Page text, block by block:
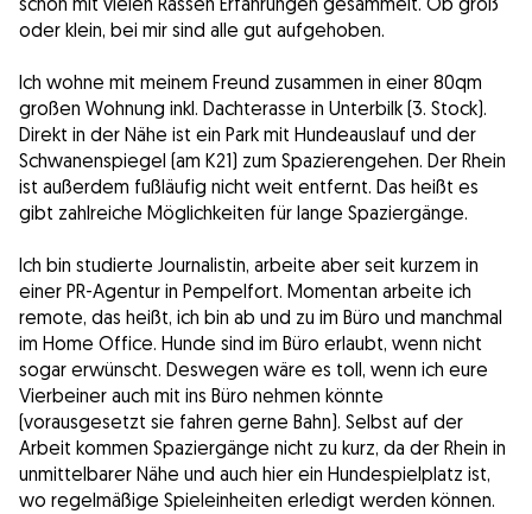
oder klein, bei mir sind alle gut aufgehoben.
Ich wohne mit meinem Freund zusammen in einer 80qm
großen Wohnung inkl. Dachterasse in Unterbilk (3. Stock).
Direkt in der Nähe ist ein Park mit Hundeauslauf und der
Schwanenspiegel (am K21) zum Spazierengehen. Der Rhein
ist außerdem fußläufig nicht weit entfernt. Das heißt es
gibt zahlreiche Möglichkeiten für lange Spaziergänge.
Ich bin studierte Journalistin, arbeite aber seit kurzem in
einer PR-Agentur in Pempelfort. Momentan arbeite ich
remote, das heißt, ich bin ab und zu im Büro und manchmal
im Home Office. Hunde sind im Büro erlaubt, wenn nicht
sogar erwünscht. Deswegen wäre es toll, wenn ich eure
Vierbeiner auch mit ins Büro nehmen könnte
(vorausgesetzt sie fahren gerne Bahn). Selbst auf der
Arbeit kommen Spaziergänge nicht zu kurz, da der Rhein in
unmittelbarer Nähe und auch hier ein Hundespielplatz ist,
wo regelmäßige Spieleinheiten erledigt werden können.